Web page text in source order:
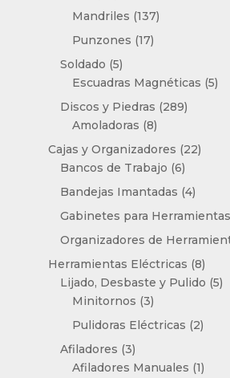
productos
Mandriles 137137
Punzones 1717
Soldado 55
productos
Escuadras Magnéticas 55
Discos y Piedras 289289
Amoladoras 88
productos
Cajas y Organizadores 2222
Bancos de Trabajo 66
Bandejas Imantadas 44
Gabinetes para Herramientas
Organizadores de
Herramientas Eléctricas 88
Lijado, Desbaste y Pulido 55
Minitornos 33
productos
Pulidoras Eléctricas 22
Afiladores 33
productos
Afiladores Manuales 11